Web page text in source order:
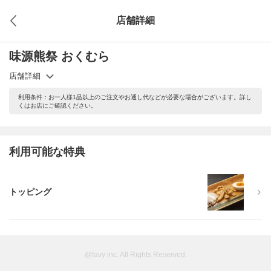
店舗詳細
味源熊祭 おくむら
店舗詳細
利用条件：お一人様1品以上のご注文やお通し代などが必要な場合がございます。詳し
くはお店にご確認ください。
利用可能な特典
トッピング
@favy inc. All Rights Reserved.